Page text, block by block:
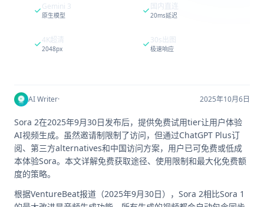
Gemini 3
原生模型
国内直连
20ms延迟
4K超清
2048px
30s出图
极速响应
AI Writer· 2025年10月6日
Sora 2在2025年9月30日发布后，提供免费试用tier让用户体验
AI视频生成。虽然邀请制限制了访问，但通过ChatGPT Plus订
阅、第三方alternatives和中国访问方案，用户已可免费或低成
本体验Sora。本文详解免费获取途径、使用限制和最大化免费额
度的策略。
根据VentureBeat报道（2025年9月30日），Sora 2相比Sora 1